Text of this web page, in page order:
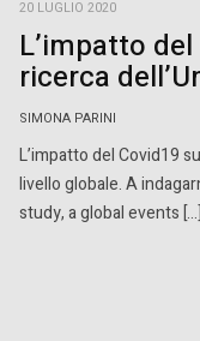
20 LUGLIO 2020
L’impatto
ricerca
SIMONA PARINI
L’impatto del Covid19
livello globale. A
study, a global events […]